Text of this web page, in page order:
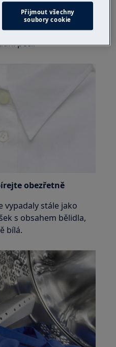
včetně
si prohlédnout
měli představu o
péči.
obezřetně
vypadaly stále jako
s obsahem bělidla,
bílá.
Přijmout všechny
soubory cookie